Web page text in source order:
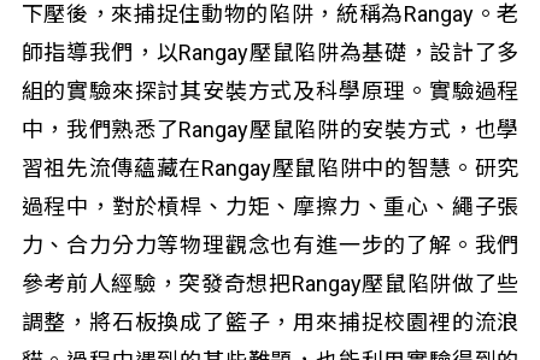
下壓後，來捕捉住動物的陷阱，統稱為Rangay。老
師指導我們，以Rangay壓鼠陷阱為基礎，設計了多
組的實驗來探討其安裝方式及科學原理。實驗過程
中，我們熟悉了Rangay壓鼠陷阱的安裝方式，也學
習祖先流傳蘊藏在Rangay壓鼠陷阱中的智慧。研究
過程中，對於槓桿、力矩、摩擦力、重心、繩子張
力、合力分力等物理觀念也有進一步的了解。我們
參考前人經驗，突發奇想把Rangay壓鼠陷阱做了些
調整，將石板換成了籃子，用來捕捉校園裡的流浪